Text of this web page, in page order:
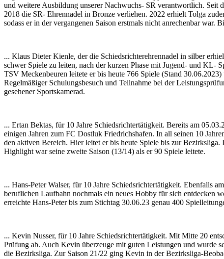
und weitere Ausbildung unserer Nachwuchs- SR verantwortlich. Seit
2018 die SR- Ehrennadel in Bronze verliehen. 2022 erhielt Tolga
sodass er in der vergangenen Saison erstmals nicht anrechenbar
... Klaus Dieter Kienle, der die Schiedsrichterehrennadel in silber
schwer Spiele zu leiten, nach der kurzen Phase mit Jugend- und KL-
TSV Meckenbeuren leitete er bis heute 766 Spiele (Stand
Regelmäßiger Schulungsbesuch und Teilnahme bei der
gesehener Sportskamerad.
... Ertan Bektas, für 10 Jahre Schiedsrichtertätigkeit. Bereits am
einigen Jahren zum FC Dostluk Friedrichshafen. In all seinen 10
den aktiven Bereich. Hier leitet er bis heute Spiele bis zur
Highlight war seine zweite Saison (13/14) als er 90 Spiele leitete.
... Hans-Peter Walser, für 10 Jahre Schiedsrichtertätigkeit. Ebenfalls
beruflichen Laufbahn nochmals ein neues Hobby für sich entdecken
erreichte Hans-Peter bis zum Stichtag 30.06.23 genau 400
... Kevin Nusser, für 10 Jahre Schiedsrichtertätigkeit. Mit Mitte 20
Prüfung ab. Auch Kevin überzeuge mit guten Leistungen und wurde
die Bezirksliga. Zur Saison 21/22 ging Kevin in der Bezirksliga-